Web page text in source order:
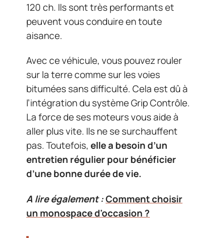
120 ch. Ils sont très performants et
peuvent vous conduire en toute
aisance.
Avec ce véhicule, vous pouvez rouler
sur la terre comme sur les voies
bitumées sans difficulté. Cela est dû à
l’intégration du système Grip Contrôle.
La force de ses moteurs vous aide à
aller plus vite. Ils ne se surchauffent
pas. Toutefois, elle a besoin d’un
entretien régulier pour bénéficier
d’une bonne durée de vie.
A lire également :Comment choisir
un monospace d'occasion ?